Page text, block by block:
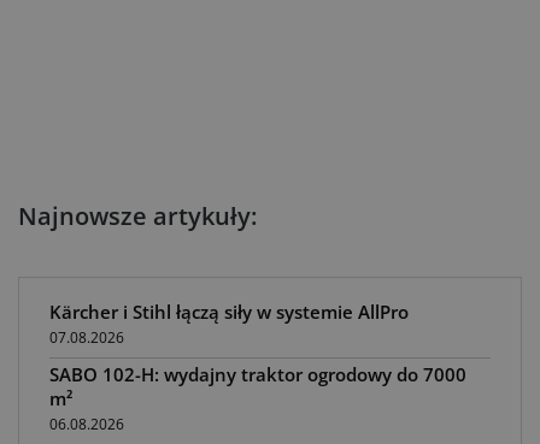
Najnowsze artykuły:
Kärcher i Stihl łączą siły w systemie AllPro
07.08.2026
SABO 102-H: wydajny traktor ogrodowy do 7000
m²
06.08.2026